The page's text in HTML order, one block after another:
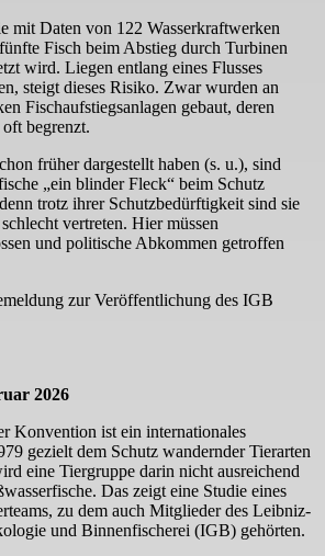
mit Daten von 122 Wasserkraftwerken
Fisch beim Abstieg durch Turbinen
wird. Liegen entlang eines Flusses
steigt dieses Risiko. Zwar wurden an
Fischaufstiegsanlagen gebaut, deren
begrenzt.
früher dargestellt haben (s. u.), sind
„ein blinder Fleck“ beim Schutz
trotz ihrer Schutzbedürftigkeit sind sie
vertreten. Hier müssen
und politische Abkommen getroffen
zur Veröffentlichung des IGB
2026
Konvention ist ein internationales
gezielt dem Schutz wandernder Tierarten
eine Tiergruppe darin nicht ausreichend
Das zeigt eine Studie eines
zu dem auch Mitglieder des Leibniz-
und Binnenfischerei (IGB) gehörten.